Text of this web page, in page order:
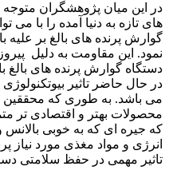
در این میان پژوهشگران
های تازه به دنیا آمده را با می
گوارش پرنده های بالغ بر علیه
نمود. این مقاومت به دلیل
دستگاه گوارش پرنده های بالغ
در حال حاضر تاثیر
می باشد. به طوری که محققین
محصولات بهتر و اقتصادی تر
که جیره ای که به خوبی بالانس
انرژی و مواد مغذی مورد نیاز
تاثیر مهمی در حفظ سلامتی